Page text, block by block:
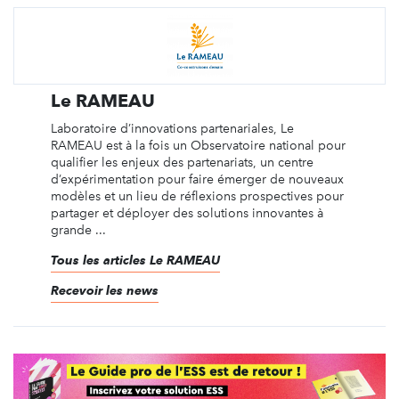
Le RAMEAU
Laboratoire d’innovations partenariales, Le
RAMEAU est à la fois un Observatoire national pour
qualifier les enjeux des partenariats, un centre
d’expérimentation pour faire émerger de nouveaux
modèles et un lieu de réflexions prospectives pour
partager et déployer des solutions innovantes à
grande ...
Tous les articles Le RAMEAU
Recevoir les news